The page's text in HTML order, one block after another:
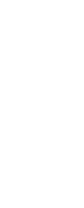
Petit Beurre